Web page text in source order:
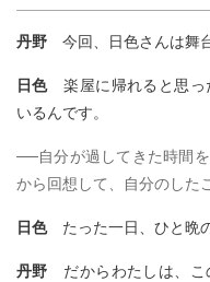
丹野 今回、日色さんは舞
日色楽屋に帰れると思っ
いるんです。
──自分が過してきた時間
から回想して、自分のした
日色たった一日、ひと晩
丹野 だからわたしは、こ